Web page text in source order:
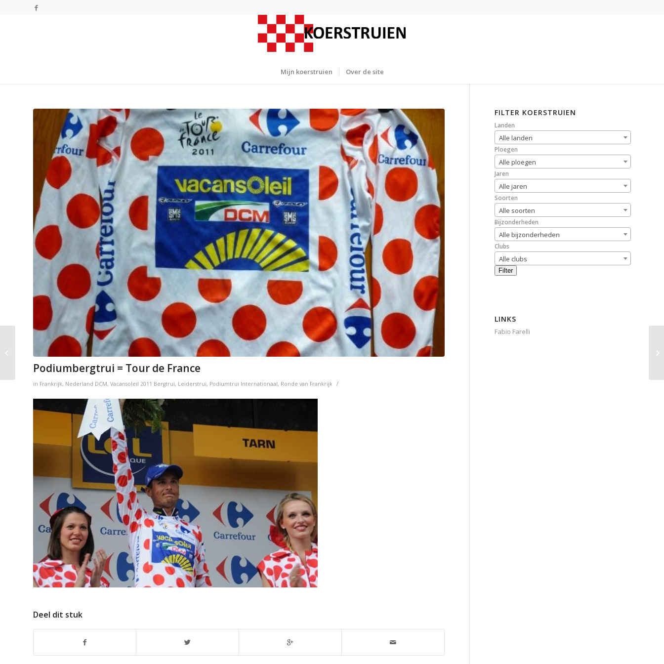
Mijn koerstruien Over de site
Podiumbergtrui = Tour de France
in Frankrijk, Nederland DCM, Vacansoleil 2011 Bergtrui, Leiderstrui, Podiumtrui Internationaal, Ronde van Frankrijk /
Deel dit stuk
FILTER KOERSTRUIEN
Landen
Alle landen
Ploegen
Alle ploegen
Jaren
Alle jaren
Soorten
Alle soorten
Bijzonderheden
Alle bijzonderheden
Clubs
Alle clubs
Filter
LINKS
Fabio Farelli
Rabo Women Cycling
Team